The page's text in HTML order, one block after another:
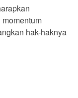
hak-haknya